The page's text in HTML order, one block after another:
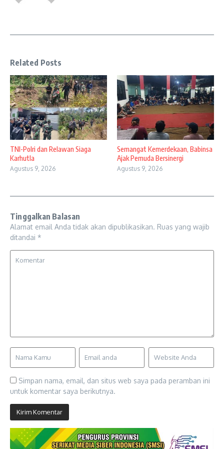
Related Posts
TNI-Polri dan Relawan Siaga
Karhutla
Agustus 9, 2026
Semangat Kemerdekaan, Babinsa
Ajak Pemuda Bersinergi
Agustus 9, 2026
Tinggalkan Balasan
Alamat email Anda tidak akan dipublikasikan. Ruas yang wajib
ditandai *
Simpan nama, email, dan situs web saya pada peramban ini
untuk komentar saya berikutnya.